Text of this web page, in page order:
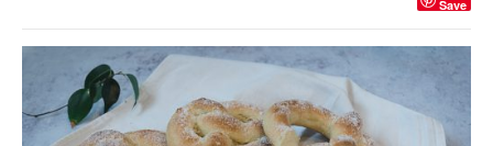
Save